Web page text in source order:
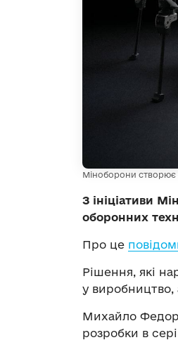
Міноборони створює
З ініціативи
оборонних
Про це
Рішення, які
у виробництво,
Михайло
розробки в